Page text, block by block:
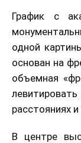
График с
одной
основан на
объемная
расстояниях
В центре